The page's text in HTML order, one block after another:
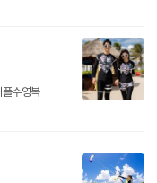
수영복